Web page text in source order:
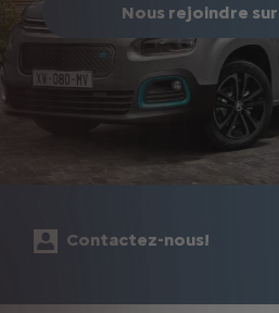
Nous rejoindre
Contactez-nous!